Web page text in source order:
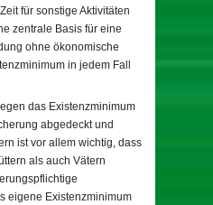
für sonstige Aktivitäten
zentrale Basis für eine
ohne ökonomische
in jedem Fall
das Existenzminimum
abgedeckt und
ist vor allem wichtig, dass
als auch Vätern
eigene Existenzminimum